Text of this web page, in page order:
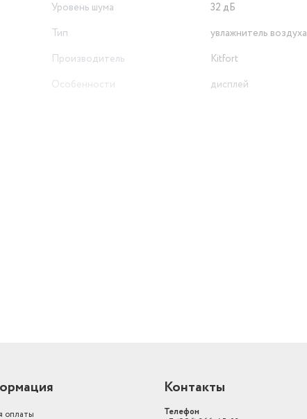
350 мл/ч
Уровень шума
32 дБ
Тип
увлажнитель воздуха
Производитель
Kitfort
Особенности
дисплей
оплаты
Контакты
Телефон